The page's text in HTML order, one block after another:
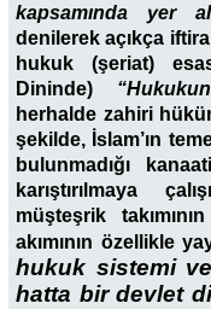
kapsamında yer
denilerek açıkça
hukuk (şeriat)
Dininde)
herhalde zahiri
şekilde, İslam’ın
bulunmadığı
karıştırılmaya
müşteşrik
akımının özellikle
hukuk sistemi
hatta bir devlet